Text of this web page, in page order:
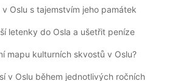
Oslu s tajemstvím jeho památek
letenky do Osla a ušetřit peníze
mapu kulturních skvostů v Oslu?
v Oslu během jednotlivých ročních